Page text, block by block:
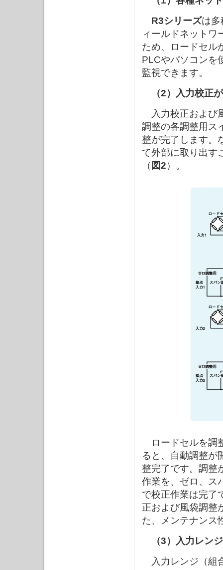
R3シリーズは多
ィールドネットワ
ため、ロードセル
PLCやパソコンを
監視できます。
（2）入力校正
入力校正および
調整の各調整用ス
整が完了します。
て外部に取り出す
（ 図2）。
ロードセルを調
ると、自動調整が
整完了です。調整
作業を、ゼロ、ス
で校正作業は完了
正および風袋調整
た、メンテナンス
（3）入力レン
入力レンジ（組